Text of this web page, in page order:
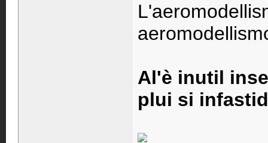
Al'è inutil
plui si